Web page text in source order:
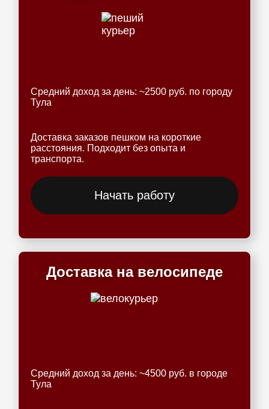
Средний доход за день: ~2500 руб. по городу
Тула
Доставка заказов пешком на короткие
расстояния. Подходит без опыта и
транспорта.
Начать работу
Доставка на велосипеде
Средний доход за день: ~4500 руб. в городе
Тула